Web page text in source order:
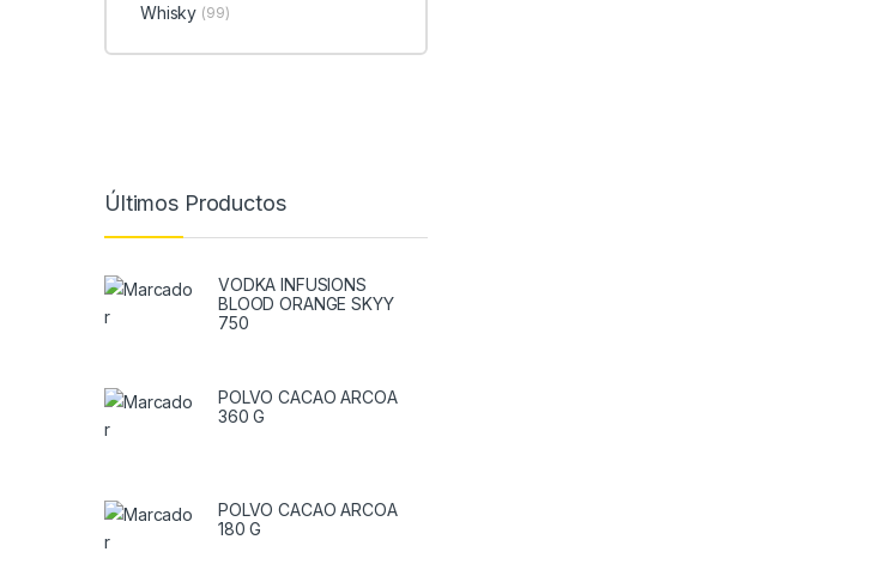
Whisky (99)
Últimos Productos
VODKA INFUSIONS
BLOOD ORANGE SKYY
750
POLVO CACAO ARCOA
360 G
POLVO CACAO ARCOA
180 G